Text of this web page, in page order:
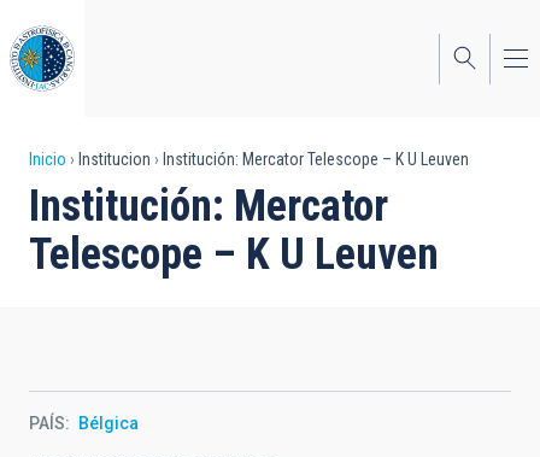
al
contenido
principal
Sobrescribir
enlaces
de
navegación
Inicio Institucion Institución: Mercator Telescope – K U Leuven
Institución: Mercator
Telescope – K U Leuven
PAÍS Bélgica